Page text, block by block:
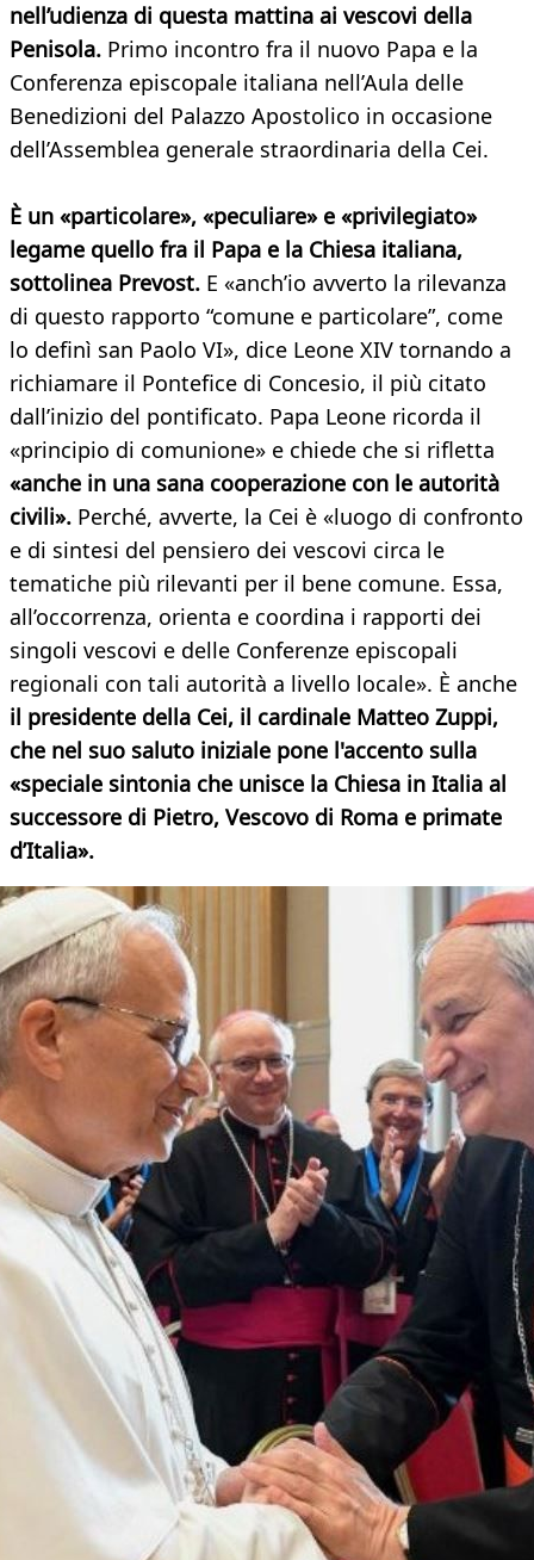
nell’udienza di questa mattina ai vescovi della
Penisola. Primo incontro fra il nuovo Papa e la
Conferenza episcopale italiana nell’Aula delle
Benedizioni del Palazzo Apostolico in occasione
dell’Assemblea generale straordinaria della Cei.
È un «particolare», «peculiare» e «privilegiato»
legame quello fra il Papa e la Chiesa italiana,
sottolinea Prevost. E «anch’io avverto la rilevanza
di questo rapporto “comune e particolare”, come
lo definì san Paolo VI», dice Leone XIV tornando a
richiamare il Pontefice di Concesio, il più citato
dall’inizio del pontificato. Papa Leone ricorda il
«principio di comunione» e chiede che si rifletta
«anche in una sana cooperazione con le autorità
civili». Perché, avverte, la Cei è «luogo di confronto
e di sintesi del pensiero dei vescovi circa le
tematiche più rilevanti per il bene comune. Essa,
all’occorrenza, orienta e coordina i rapporti dei
singoli vescovi e delle Conferenze episcopali
regionali con tali autorità a livello locale». È anche
il presidente della Cei, il cardinale Matteo Zuppi,
che nel suo saluto iniziale pone l'accento sulla
«speciale sintonia che unisce la Chiesa in Italia al
successore di Pietro, Vescovo di Roma e primate
d’Italia».